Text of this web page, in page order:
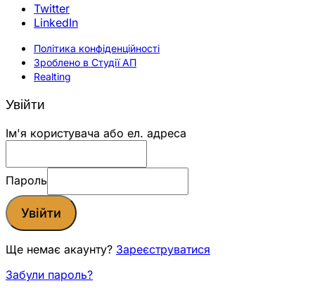
Twitter
LinkedIn
Політика конфіденційності
Зроблено в Студії АП
Realting
Увійти
Ім'я користувача або ел. адреса
Пароль
Увійти
Ще немає акаунту? Зареєструватися
Забули пароль?